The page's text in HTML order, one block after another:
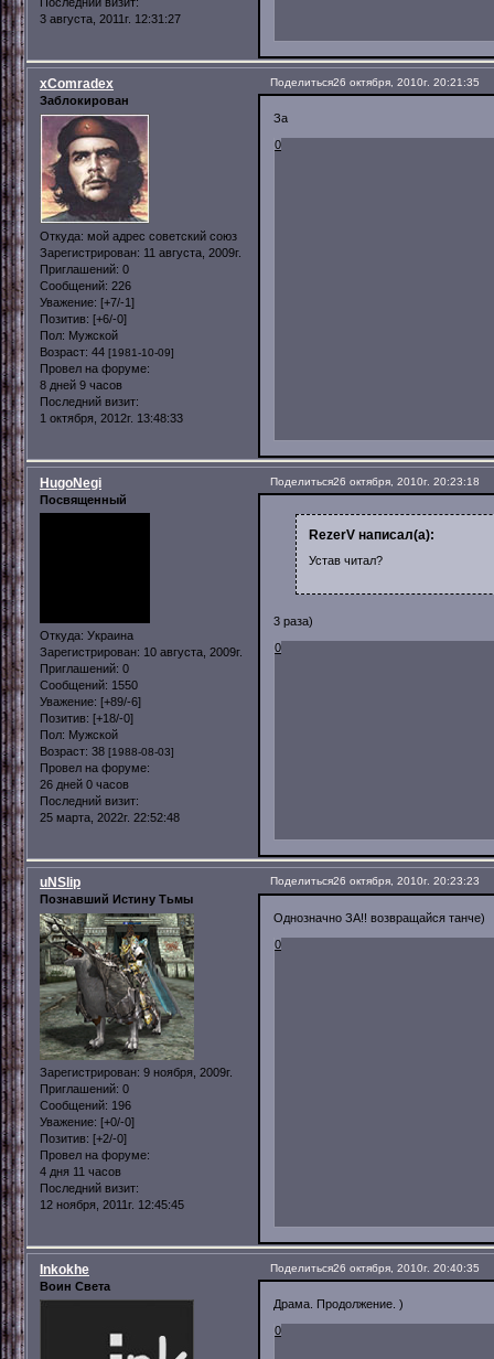
3 августа, 2011г. 12:31:27
Поделиться26 октября, 2010г. 20:21:35
xComradex
Заблокирован
Откуда: мой адрес советский союз
Зарегистрирован: 11 августа, 2009г.
Приглашений: 0
Сообщений: 226
Уважение: [+7/-1]
Позитив: [+6/-0]
Пол: Мужской
Возраст: 44 [1981-10-09]
Провел на форуме:
8 дней 9 часов
Последний визит:
1 октября, 2012г. 13:48:33
За
0
Поделиться26 октября, 2010г. 20:23:18
HugoNegi
Посвященный
Откуда: Украина
Зарегистрирован: 10 августа, 2009г.
Приглашений: 0
Сообщений: 1550
Уважение: [+89/-6]
Позитив: [+18/-0]
Пол: Мужской
Возраст: 38 [1988-08-03]
Провел на форуме:
26 дней 0 часов
Последний визит:
25 марта, 2022г. 22:52:48
RezerV написал(а):
Устав читал?
3 раза)
0
Поделиться26 октября, 2010г. 20:23:23
uNSlip
Познавший Истину Тьмы
Зарегистрирован: 9 ноября, 2009г.
Приглашений: 0
Сообщений: 196
Уважение: [+0/-0]
Позитив: [+2/-0]
Провел на форуме:
4 дня 11 часов
Последний визит:
12 ноября, 2011г. 12:45:45
Однозначно ЗА!! возвращайся танче)
0
Поделиться26 октября, 2010г. 20:40:35
Inkokhe
Воин Света
Драма. Продолжение. )
0